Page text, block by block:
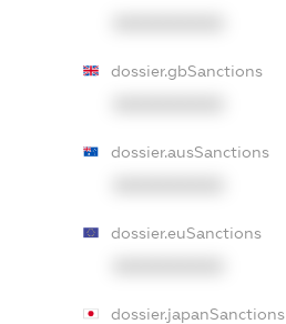
dossier.gbSanctions
dossier.ausSanctions
dossier.euSanctions
dossier.japanSanctions